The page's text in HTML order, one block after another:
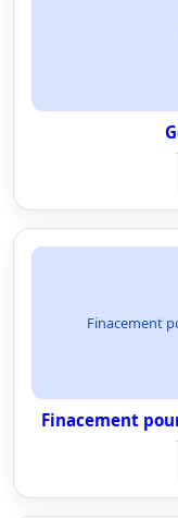
Finacement
Finacement